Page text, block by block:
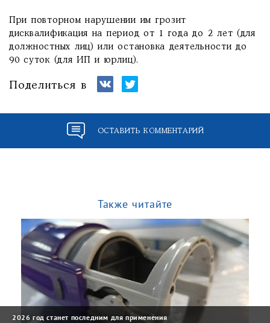
При повторном нарушении им грозит
дисквалификация на период от 1 года до 2 лет (для
должностных лиц) или остановка деятельности до
90 суток (для ИП и юрлиц).
Поделиться в
ОСТАВИТЬ КОММЕНТАРИЙ
Также читайте
2026 год станет последним для применения